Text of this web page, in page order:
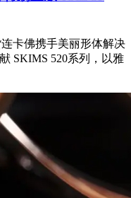
卡佛携手美丽形体解决
SKIMS 520系列，以雅